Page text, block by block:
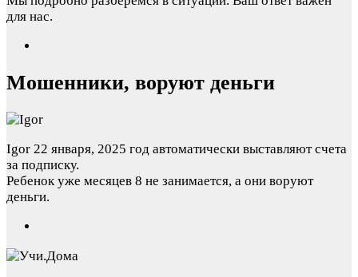
для нас.
Мошенники, воруют деньги
Igor 22 января, 2025 год автоматически выставляют счета
за подписку.
Ребенок уже месяцев 8 не занимается, а они воруют
деньги.